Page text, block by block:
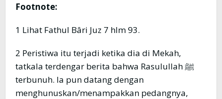
Footnote:
1 Lihat Fathul Bâri Juz 7 hlm 93.
2 Peristiwa itu terjadi ketika dia di Mekah,
tatkala terdengar berita bahwa Rasulullah ﷺ
terbunuh. Ia pun datang dengan
menghunuskan/menampakkan pedangnya,